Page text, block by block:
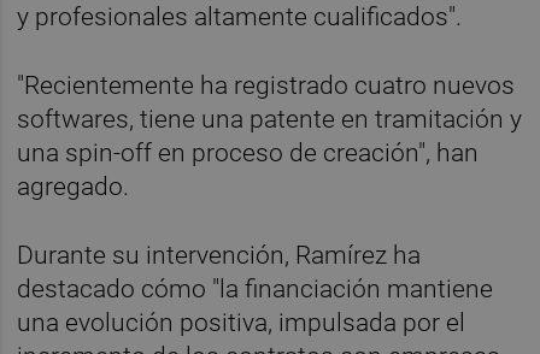
y profesionales altamente cualificados".
"Recientemente ha registrado cuatro nuevos
softwares, tiene una patente en tramitación y
una spin-off en proceso de creación", han
agregado.
Durante su intervención, Ramírez ha
destacado cómo "la financiación mantiene
una evolución positiva, impulsada por el